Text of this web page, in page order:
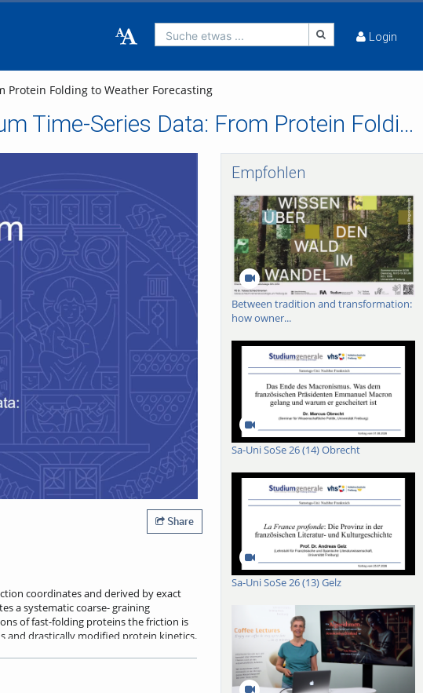
Suche etwas ... Login
Folding to Weather Forecasting
Modeling of Equilibrium and Non-Equilibrium Time-Series Data: From Protein Folding to Weather Forecasting
Share
coordinates and derived by exact
a systematic coarse- graining
of fast-folding proteins the friction is
and drastically modified protein kinetics.
but rather by the non-Markovian
periodic trends from the data by
Empfohlen
Between tradition and transformation:
how owner...
Sa-Uni SoSe 26 (14) Obrecht
Sa-Uni SoSe 26 (13) Gelz